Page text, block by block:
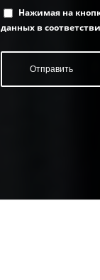
Нажимая на
данных в